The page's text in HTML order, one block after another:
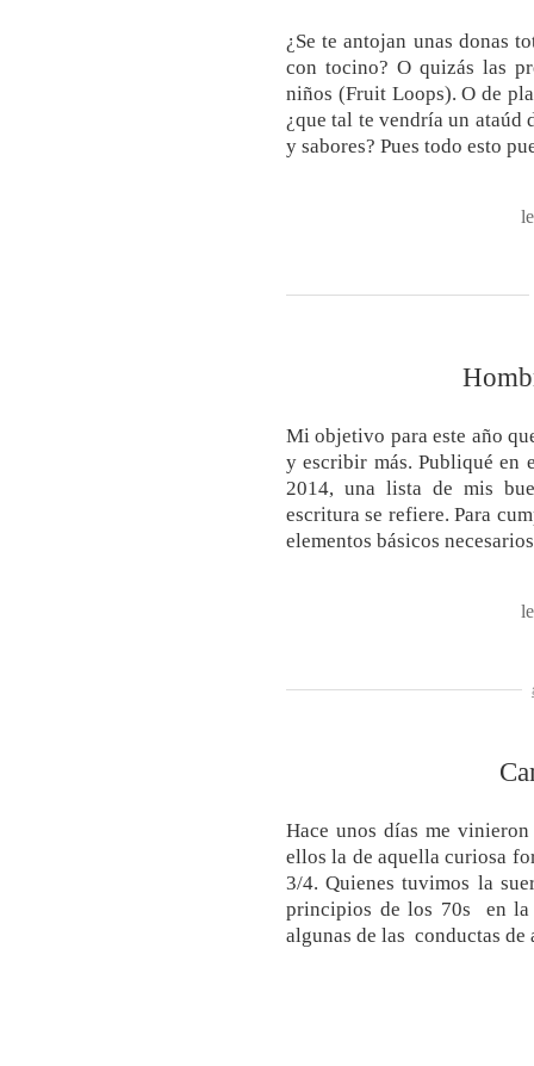
¿Se te antojan unas donas
con tocino? O quizás las
niños (Fruit Loops). O de
¿que tal te vendría un ataúd
y sabores? Pues todo esto
Mi objetivo para este año
y escribir más. Publiqué en
2014, una lista de mis
escritura se refiere. Para
elementos básicos
Hace unos días me
ellos la de aquella curiosa
3/4. Quienes tuvimos la
principios de los 70s en la
algunas de las conductas